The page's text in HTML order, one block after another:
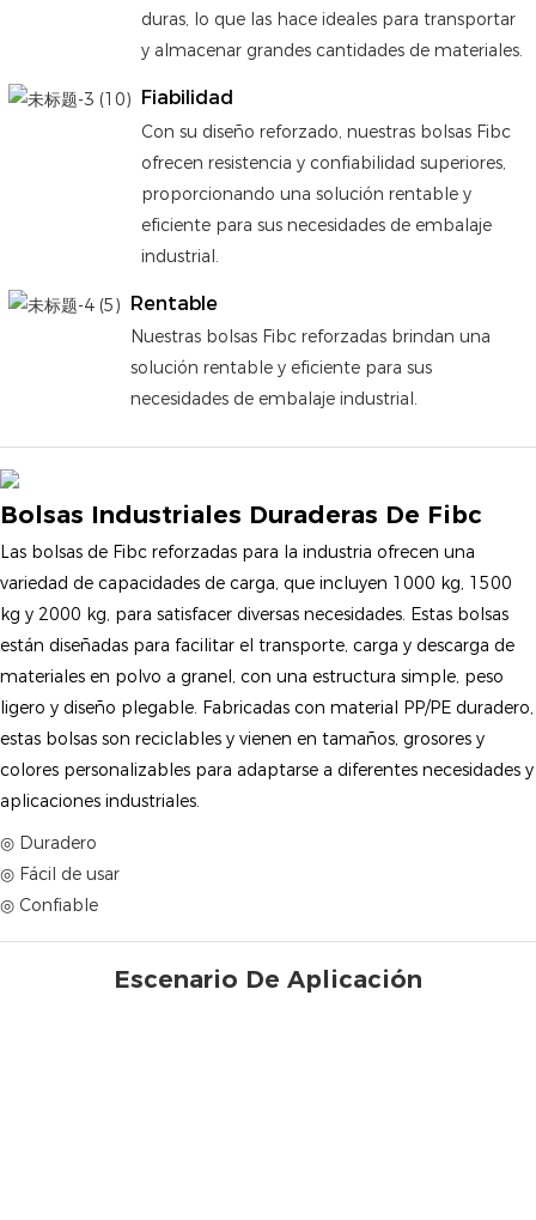
duras, lo que las hace ideales para transportar
y almacenar grandes cantidades de materiales.
Fiabilidad
Con su diseño reforzado, nuestras bolsas Fibc
ofrecen resistencia y confiabilidad superiores,
proporcionando una solución rentable y
eficiente para sus necesidades de embalaje
industrial.
Rentable
Nuestras bolsas Fibc reforzadas brindan una
solución rentable y eficiente para sus
necesidades de embalaje industrial.
Bolsas Industriales Duraderas De Fibc
Las bolsas de Fibc reforzadas para la industria ofrecen una
variedad de capacidades de carga, que incluyen 1000 kg, 1500
kg y 2000 kg, para satisfacer diversas necesidades. Estas bolsas
están diseñadas para facilitar el transporte, carga y descarga de
materiales en polvo a granel, con una estructura simple, peso
ligero y diseño plegable. Fabricadas con material PP/PE duradero,
estas bolsas son reciclables y vienen en tamaños, grosores y
colores personalizables para adaptarse a diferentes necesidades y
aplicaciones industriales.
◎ Duradero
◎ Fácil de usar
◎ Confiable
Escenario De Aplicación